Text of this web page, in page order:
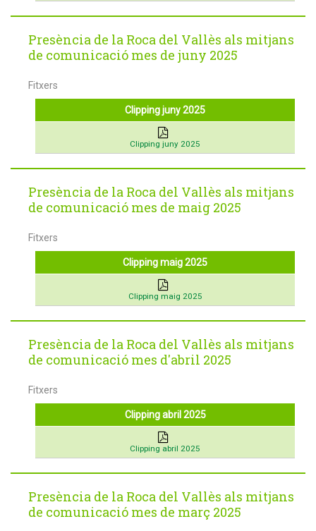
Presència de la Roca del Vallès als mitjans
de comunicació mes de juny 2025
Fitxers
Clipping juny 2025
Clipping juny 2025
Presència de la Roca del Vallès als mitjans
de comunicació mes de maig 2025
Fitxers
Clipping maig 2025
Clipping maig 2025
Presència de la Roca del Vallès als mitjans
de comunicació mes d'abril 2025
Fitxers
Clipping abril 2025
Clipping abril 2025
Presència de la Roca del Vallès als mitjans
de comunicació mes de març 2025